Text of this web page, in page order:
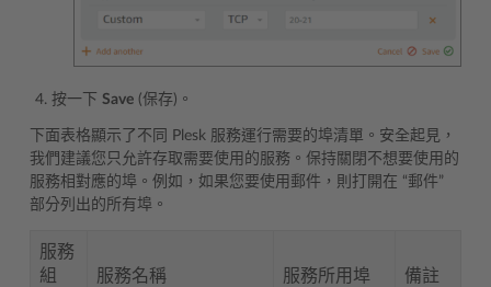
按一下 Save (保存)。
下面表格顯示了不同 Plesk 服務運行需要的埠清單。安全起見，
我們建議您只允許存取需要使用的服務。保持關閉不想要使用的
服務相對應的埠。例如，如果您要使用郵件，則打開在 “郵件”
部分列出的所有埠。
服務
組
服務名稱 服務所用埠 備註